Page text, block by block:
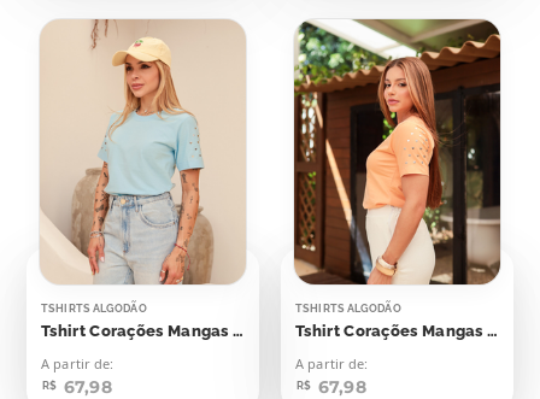
TSHIRTS ALGODÃO
Tshirt Corações Mangas Aplicação
A partir de:
R$ 67,98
TSHIRTS ALGODÃO
Tshirt Corações Mangas Aplicação
A partir de:
R$ 67,98